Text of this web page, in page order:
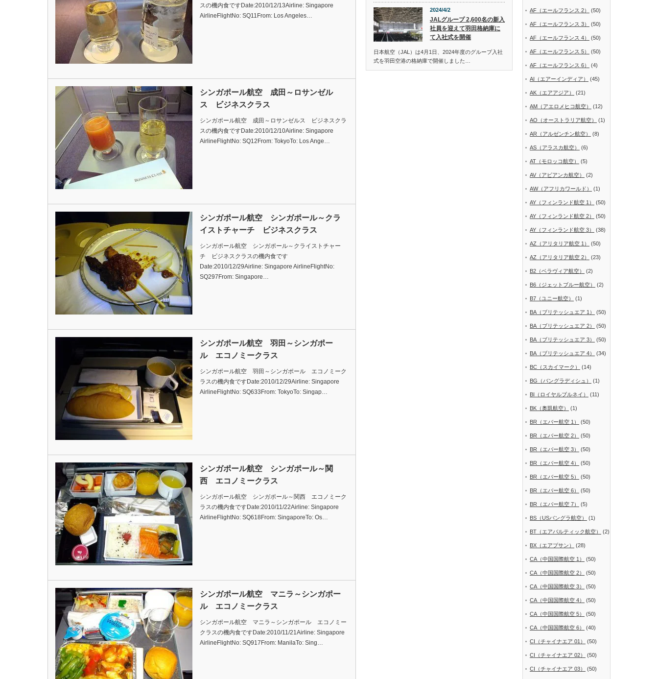
スの機内食ですDate:2010/12/13Airline: Singapore
AirlineFlightNo: SQ11From: Los Angeles…
シンガポール航空 成田～ロサンゼル
ス ビジネスクラス
シンガポール航空 成田～ロサンゼルス ビジネスクラ
スの機内食ですDate:2010/12/10Airline: Singapore
AirlineFlightNo: SQ12From: TokyoTo: Los Ange…
シンガポール航空 シンガポール～クラ
イストチャーチ ビジネスクラス
シンガポール航空 シンガポール～クライストチャー
チ ビジネスクラスの機内食です
Date:2010/12/29Airline: Singapore AirlineFlightNo:
SQ297From: Singapore…
シンガポール航空 羽田～シンガポー
ル エコノミークラス
シンガポール航空 羽田～シンガポール エコノミーク
ラスの機内食ですDate:2010/12/29Airline: Singapore
AirlineFlightNo: SQ633From: TokyoTo: Singap…
シンガポール航空 シンガポール～関
西 エコノミークラス
シンガポール航空 シンガポール～関西 エコノミーク
ラスの機内食ですDate:2010/11/22Airline: Singapore
AirlineFlightNo: SQ618From: SingaporeTo: Os…
シンガポール航空 マニラ～シンガポー
ル エコノミークラス
シンガポール航空 マニラ～シンガポール エコノミー
クラスの機内食ですDate:2010/11/21Airline: Singapore
AirlineFlightNo: SQ917From: ManilaTo: Sing…
2024/4/2
JALグループ 2,600名の新入
社員を迎えて羽田格納庫に
て入社式を開催
日本航空（JAL）は4月1日、2024年度のグループ入社
式を羽田空港の格納庫で開催しました…
AF（エールフランス 2） (50)
AF（エールフランス 3） (50)
AF（エールフランス 4） (50)
AF（エールフランス 5） (50)
AF（エールフランス 6） (4)
AI（エアーインディア） (45)
AK（エアアジア） (21)
AM（アエロメヒコ航空） (12)
AO（オーストラリア航空） (1)
AR（アルゼンチン航空） (8)
AS（アラスカ航空） (6)
AT（モロッコ航空） (5)
AV（アビアンカ航空） (2)
AW（アフリカワールド） (1)
AY（フィンランド航空 1） (50)
AY（フィンランド航空 2） (50)
AY（フィンランド航空 3） (38)
AZ（アリタリア航空 1） (50)
AZ（アリタリア航空 2） (23)
B2（ベラヴィア航空） (2)
B6（ジェットブルー航空） (2)
B7（ユニー航空） (1)
BA（ブリテッシュエア 1） (50)
BA（ブリテッシュエア 2） (50)
BA（ブリテッシュエア 3） (50)
BA（ブリテッシュエア 4） (34)
BC（スカイマーク） (14)
BG（バングラディシュ） (1)
BI（ロイヤルブルネイ） (11)
BK（奥凱航空） (1)
BR（エバー航空 1） (50)
BR（エバー航空 2） (50)
BR（エバー航空 3） (50)
BR（エバー航空 4） (50)
BR（エバー航空 5） (50)
BR（エバー航空 6） (50)
BR（エバー航空 7） (5)
BS（USバングラ航空） (1)
BT（エアバルティック航空） (2)
BX（エアプサン） (28)
CA（中国国際航空 1） (50)
CA（中国国際航空 2） (50)
CA（中国国際航空 3） (50)
CA（中国国際航空 4） (50)
CA（中国国際航空 5） (50)
CA（中国国際航空 6） (40)
CI（チャイナエア 01） (50)
CI（チャイナエア 02） (50)
CI（チャイナエア 03） (50)